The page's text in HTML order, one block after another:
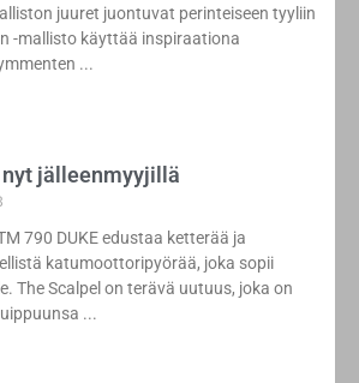
juuret juontuvat perinteiseen tyyliin
-mallisto käyttää inspiraationa
nyt jälleenmyyjillä
790 DUKE edustaa ketterää ja
katumoottoripyörää, joka sopii
The Scalpel on terävä uutuus, joka on